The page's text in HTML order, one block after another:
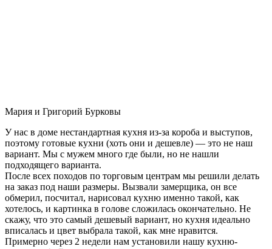
Мария и Григорий Бурковы
У нас в доме нестандартная кухня из-за короба и выступов,
поэтому готовые кухни (хоть они и дешевле) — это не наш
вариант. Мы с мужем много где были, но не нашли
подходящего варианта.
После всех походов по торговым центрам мы решили делать
на заказ под наши размеры. Вызвали замерщика, он все
обмерил, посчитал, нарисовал кухню именно такой, как
хотелось, и картинка в голове сложилась окончательно. Не
скажу, что это самый дешевый вариант, но кухня идеально
вписалась и цвет выбрала такой, как мне нравится.
Примерно через 2 недели нам установили нашу кухню-